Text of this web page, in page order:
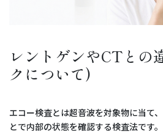
レントゲンやCTとの
クについて)
エコー検査とは超音波を対象物に当て
とで内部の状態を確認する検査法です